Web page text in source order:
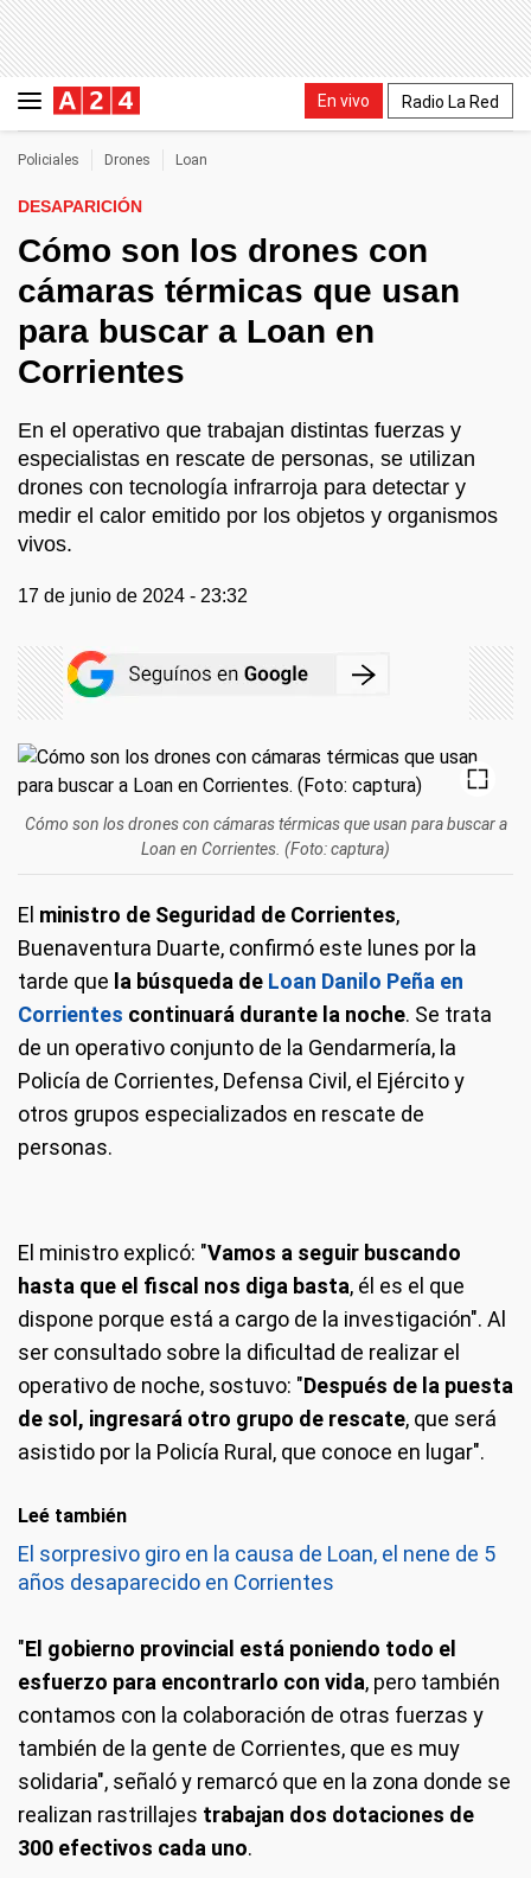
En vivo Radio La Red
Policiales Drones Loan
DESAPARICIÓN
Cómo son los drones con
cámaras térmicas que usan
para buscar a Loan en
Corrientes
En el operativo que trabajan distintas fuerzas y
especialistas en rescate de personas, se utilizan
drones con tecnología infrarroja para detectar y
medir el calor emitido por los objetos y organismos
vivos.
17 de junio de 2024 - 23:32
Cómo son los drones con cámaras térmicas que usan para buscar a
Loan en Corrientes. (Foto: captura)
El ministro de Seguridad de Corrientes,
Buenaventura Duarte, confirmó este lunes por la
tarde que la búsqueda de Loan Danilo Peña en
Corrientes continuará durante la noche. Se trata
de un operativo conjunto de la Gendarmería, la
Policía de Corrientes, Defensa Civil, el Ejército y
otros grupos especializados en rescate de
personas.
El ministro explicó: "Vamos a seguir buscando
hasta que el fiscal nos diga basta, él es el que
dispone porque está a cargo de la investigación". Al
ser consultado sobre la dificultad de realizar el
operativo de noche, sostuvo: "Después de la puesta
de sol, ingresará otro grupo de rescate, que será
asistido por la Policía Rural, que conoce en lugar".
Leé también
El sorpresivo giro en la causa de Loan, el nene de 5
años desaparecido en Corrientes
"El gobierno provincial está poniendo todo el
esfuerzo para encontrarlo con vida, pero también
contamos con la colaboración de otras fuerzas y
también de la gente de Corrientes, que es muy
solidaria", señaló y remarcó que en la zona donde se
realizan rastrillajes trabajan dos dotaciones de
300 efectivos cada uno.